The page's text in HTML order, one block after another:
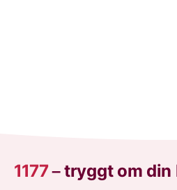
1177–tryggt om din